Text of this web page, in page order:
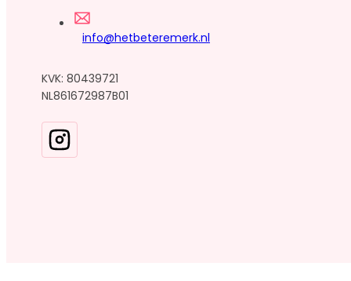
info@hetbeteremerk.nl
KVK: 80439721
NL861672987B01